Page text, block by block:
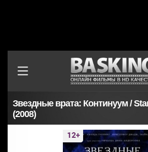
Звездные врата: Континуум /
(2008)